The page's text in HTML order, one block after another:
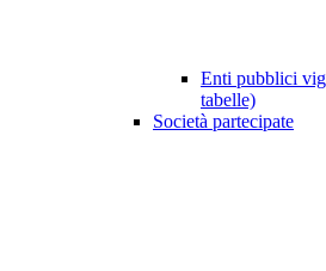
Enti pubblici
tabelle)
Società partecipate